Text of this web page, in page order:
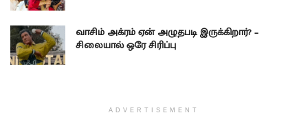
வாசிம் அக்ரம் ஏன் அழுதபடி இருக்கிறார்? –
சிலையால் ஒரே சிரிப்பு
ADVERTISEMENT